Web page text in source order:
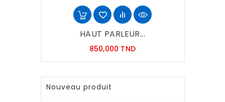
HAUT PARLEUR...
850,000 TNDPrix
Nouveau produit